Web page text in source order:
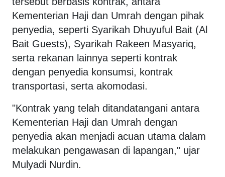
Kementerian Haji dan Umrah dengan pihak
penyedia, seperti Syarikah Dhuyuful Bait (Al
Bait Guests), Syarikah Rakeen Masyariq,
serta rekanan lainnya seperti kontrak
dengan penyedia konsumsi, kontrak
transportasi, serta akomodasi.
"Kontrak yang telah ditandatangani antara
Kementerian Haji dan Umrah dengan
penyedia akan menjadi acuan utama dalam
melakukan pengawasan di lapangan," ujar
Mulyadi Nurdin.